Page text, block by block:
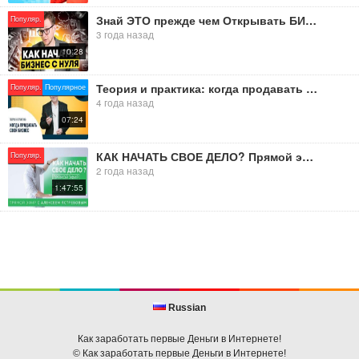
Популяр.
10:28
Знай ЭТО прежде чем Открывать БИЗНЕС! КАК Начать СВОЙ БИЗНЕС с НУЛЯ?
3 года назад
Популяр. Популярное
07:24
Теория и практика: когда продавать свой бизнес?
4 года назад
Популяр.
1:47:55
КАК НАЧАТЬ СВОЕ ДЕЛО? Прямой эфир с Алексеем Ястребовым сегодня в 19:00 по МСК.
2 года назад
Russian
Как заработать первые Деньги в Интернете!
© Как заработать первые Деньги в Интернете!